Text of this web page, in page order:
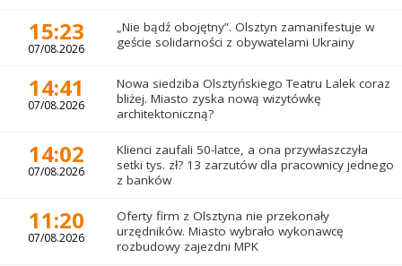
15:23
07/08.2026
„Nie bądź obojętny”. Olsztyn zamanifestuje w
geście solidarności z obywatelami Ukrainy
14:41
07/08.2026
Nowa siedziba Olsztyńskiego Teatru Lalek coraz
bliżej. Miasto zyska nową wizytówkę
architektoniczną?
14:02
07/08.2026
Klienci zaufali 50-latce, a ona przywłaszczyła
setki tys. zł? 13 zarzutów dla pracownicy jednego
z banków
11:20
07/08.2026
Oferty firm z Olsztyna nie przekonały
urzędników. Miasto wybrało wykonawcę
rozbudowy zajezdni MPK